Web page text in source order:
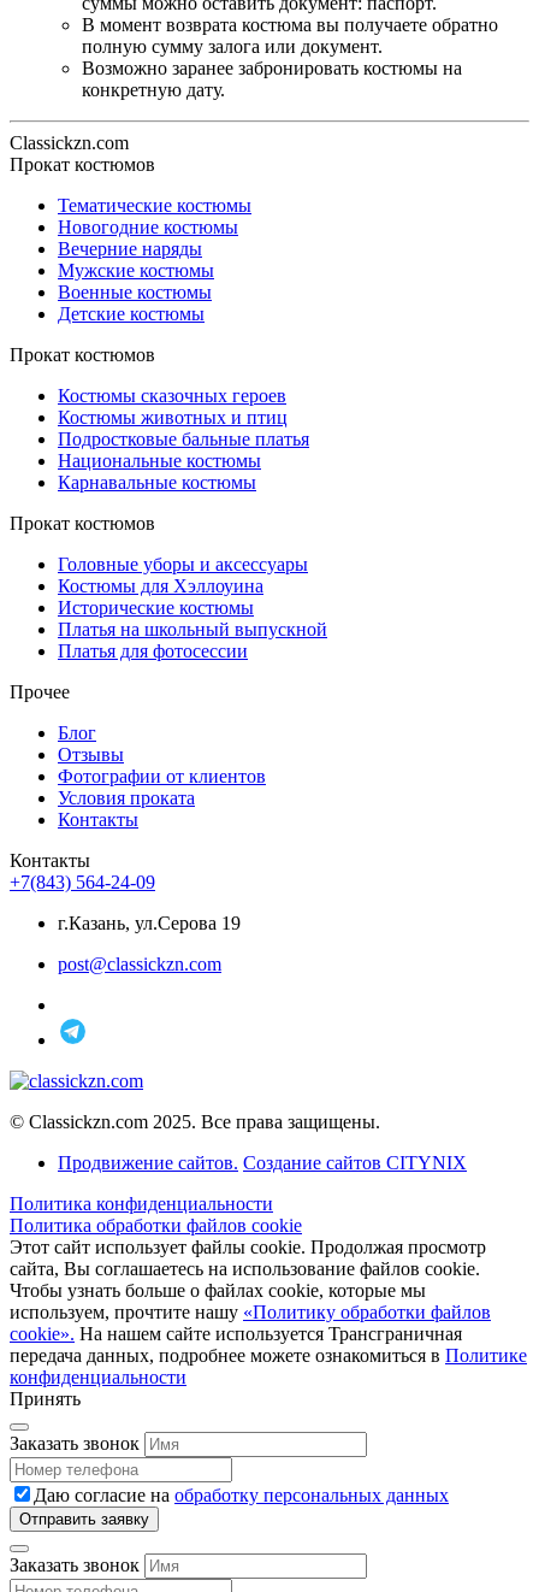
В момент возврата костюма вы получаете обратно
полную сумму залога или документ.
Возможно заранее забронировать костюмы на
конкретную дату.
Classickzn.com
Прокат костюмов
Тематические костюмы
Новогодние костюмы
Вечерние наряды
Мужские костюмы
Военные костюмы
Детские костюмы
Прокат костюмов
Костюмы сказочных героев
Костюмы животных и птиц
Подростковые бальные платья
Национальные костюмы
Карнавальные костюмы
Прокат костюмов
Головные уборы и аксессуары
Костюмы для Хэллоуина
Исторические костюмы
Платья на школьный выпускной
Платья для фотосессии
Прочее
Блог
Отзывы
Фотографии от клиентов
Условия проката
Контакты
Контакты
+7(843) 564-24-09
г.Казань, ул.Серова 19
post@classickzn.com
© Classickzn.com 2025. Все права защищены.
Продвижение сайтов. Создание сайтов CITYNIX
Политика конфиденциальности
Политика обработки файлов cookie
Этот сайт использует файлы cookie. Продолжая просмотр
сайта, Вы соглашаетесь на использование файлов cookie.
Чтобы узнать больше о файлах cookie, которые мы
используем, прочтите нашу «Политику обработки файлов
cookie». На нашем сайте используется Трансграничная
передача данных, подробнее можете ознакомиться в Политике
конфиденциальности
Принять
Заказать звонок
Даю согласие на обработку персональных данных
Заказать звонок